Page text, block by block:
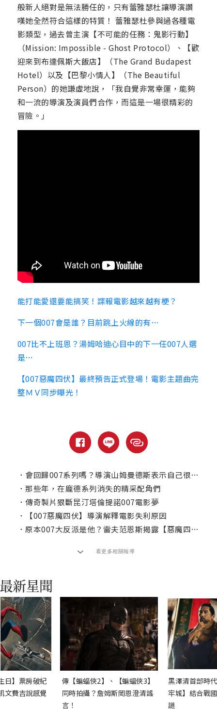
般新人絕對是無法勝任的，只有蕾雅瑟杜讓導演讚
嘆她全然符合這樣的特質！ 蕾雅瑟杜參與過各種電
影類型，過去曾主演【不可能的任務：鬼影行動】
（Mission: Impossible - Ghost Protocol）、【歡
迎來到布達佩斯大飯店】（The Grand Budapest
Hotel）以及【巴黎小情人】（The Beautiful
Person）的她謙虛地說，「我自覺非常幸運，能夠
和一流的導演及演員們合作，而這是一場很精彩的
冒險。」
能打能愛還要能搞笑！諜報電影越來越有梗？
下一個007會是誰？目前跳上火線的有…
007比不上班恩？湯姆哈迪心目中的下一任007人選
是…
【007惡魔四伏】最終預告正式登場！電影主題曲完
整ＭＶ同步曝光！
． 會回歸007系列嗎？導演山姆曼德斯表示自己很懷疑這件事！
． 那些年，在龐德系列消失的精采配角們
． 傳奇製片狠斷昆汀塔倫提諾007電影夢
．
【007惡魔四伏】導演解釋電影失利原因
． 原本007大反派是他？雷夫范恩斯揭露【惡魔四伏】反轉劇情
看更多相關報導
日】票房破紀
文費吉說感覺
傳【蝙蝠俠2】、【蝙蝠俠3】
同時拍攝？詹姆斯岡恩澄清謠
言！
黑澤清首部時
牢城】結合戰
謎